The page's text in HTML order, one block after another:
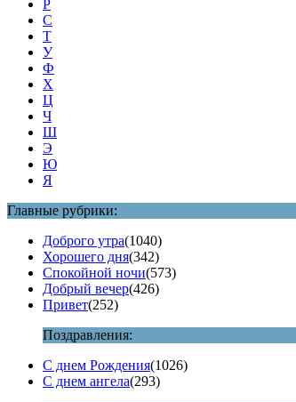
Р
С
Т
У
Ф
Х
Ц
Ч
Ш
Э
Ю
Я
Главные рубрики:
Доброго утра(1040)
Хорошего дня(342)
Спокойной ночи(573)
Добрый вечер(426)
Привет(252)
Поздравления:
С днем Рождения(1026)
С днем ангела(293)